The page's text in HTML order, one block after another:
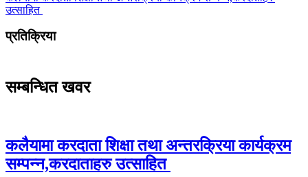
उत्साहित
प्रतिक्रिया
सम्बन्धित खवर
कलैयामा करदाता शिक्षा तथा अन्तरक्रिया कार्यक्रम
सम्पन्न,करदाताहरु उत्साहित